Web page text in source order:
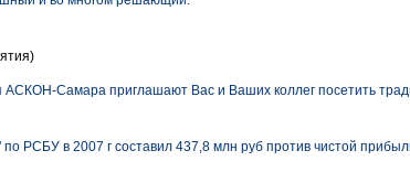
АСКОН-Самара приглашают Вас и Ваших коллег посетить
РСБУ в 2007 г составил 437,8 млн руб против чистой